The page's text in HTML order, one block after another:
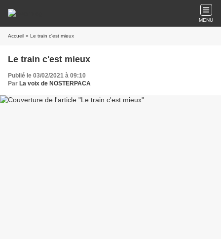
MENU
Accueil » Le train c'est mieux
Le train c'est mieux
Publié le 03/02/2021 à 09:10
Par La voix de NOSTERPACA